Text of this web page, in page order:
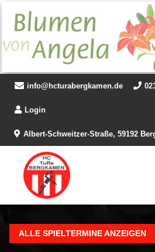
info@hcturabergkamen.de
Login
Albert-Schweitzer-Straße, 59192
ALLE SPIELTERMINE ANZEIGEN